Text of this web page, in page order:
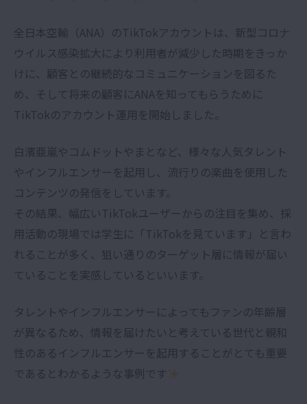
全日本空輸（ANA）のTikTokアカウントは、新型コロナ
ウイルス感染拡大により利用者が減少した時期をきっか
けに、顧客との継続的なコミュニケーションを図るた
め、そして将来の顧客にANAを知ってもらうために
TikTokのアカウント運用を開始しました。
白濱亜嵐やコムドットやまとなど、様々な人気タレント
やインフルエンサーを起用し、流行りの楽曲を使用した
コンテンツの発信をしています。
その結果、幅広いTikTokユーザーからの注目を集め、採
用活動の現場では学生に「TikTokを見ています」と言わ
れることが多く、狙い通りのターゲット層に情報が届い
ていることを実感しているといいます。
タレントやインフルエンサーによってもファンの年齢層
が異なるため、情報を届けたいと考えている世代と親和
性のあるインフルエンサーを起用することがとても重要
であるとわかるような事例です